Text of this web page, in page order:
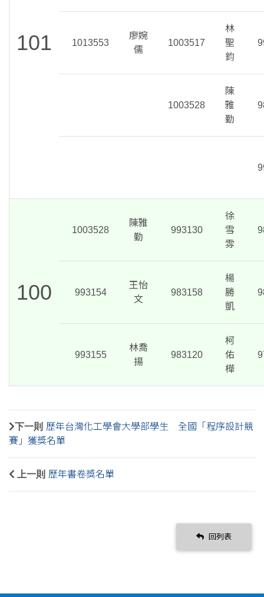
101 1013553
廖婉
儒
1003517
林
聖
鈞
1003528
陳
雅
勤
100
1003528
陳雅
勤
993130
徐
雪
雰
993154
王怡
文
983158
楊
勝
凱
993155
林喬
揚
983120
柯
佑
樺
下一則 歷年台灣化工學會大學部學生 全國「程序設計競
賽」獲獎名單
上一則 歷年書卷獎名單
回列表